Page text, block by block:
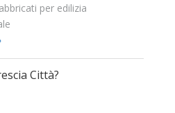
per edilizia
Città?